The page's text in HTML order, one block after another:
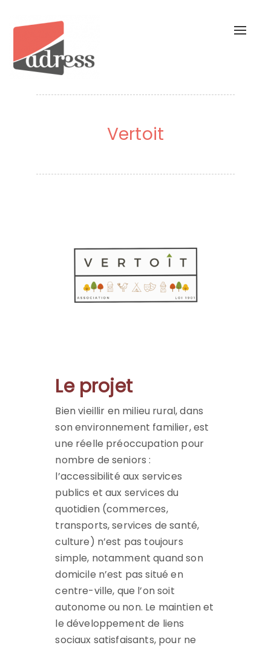
Vertoit
Le projet
Bien vieillir en milieu rural, dans
son environnement familier, est
une réelle préoccupation pour
nombre de seniors :
l’accessibilité aux services
publics et aux services du
quotidien (commerces,
transports, services de santé,
culture) n’est pas toujours
simple, notamment quand son
domicile n’est pas situé en
centre-ville, que l’on soit
autonome ou non. Le maintien et
le développement de liens
sociaux satisfaisants, pour ne